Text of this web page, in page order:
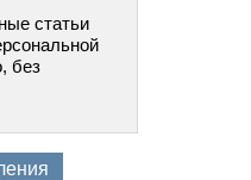
статьи
без